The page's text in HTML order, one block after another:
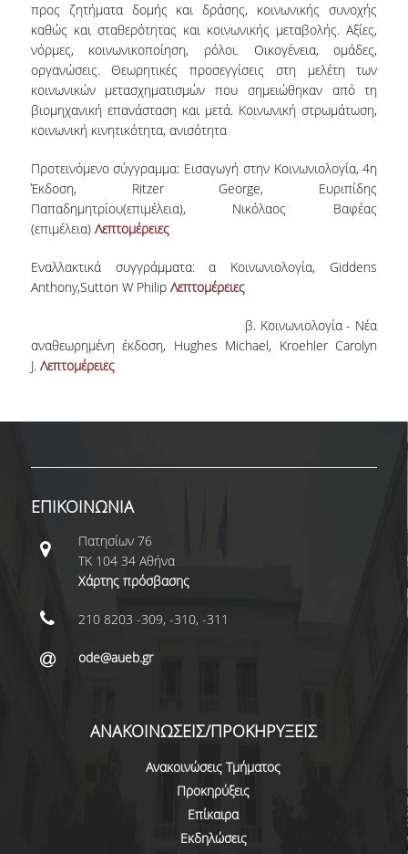
ΜΕΛΗ Ε.ΔΙ.Π
ΜΕΛΗ Ε.Δ.Π
ΜΕΛΗ Ε.Τ.Ε.Π.
ΔΙΟΙΚΗΤΙΚΟ ΠΡΟΣΩΠΙΚΟ
ΜΗΤΡΩΑ
ΩΡΕΣ ΓΡΑΦΕΙΟΥ ΑΚΑΔΗΜΑΪΚΟΥ
ΠΡΟΣΩΠΙΚΟΥ
ΠΡΟΠΤΥΧΙΑΚΕΣ ΣΠΟΥΔΕΣ
ΠΡΟΓΡΑΜΜΑ ΣΠΟΥΔΩΝ
ΠΡΟΓΡΑΜΜΑ ERASMUS+
INCOMING STUDENTS
OUTGOING STUDENTS
ΠΡΑΚΤΙΚΗ ΑΣΚΗΣΗ
ΟΔΗΓΟΣ ΕΚΠΟΝΗΣΗΣ ΕΡΓΑΣΙΩΝ
ΔΙΑΔΙΚΑΣΙΑ ΠΑΡΑΠΟΝΩΝ ΦΟΙΤΗΤΩΝ
ΜΕΤΑΠΤΥΧΙΑΚΕΣ ΣΠΟΥΔΕΣ
ΜΕΤΑΠΤΥΧΙΑΚΕΣ ΣΠΟΥΔΕΣ
ΔΙΔΑΚΤΟΡΙΚΕΣ ΣΠΟΥΔΕΣ
ΠΙΝΑΚΑΣ ΥΠΟΨΗΦΙΩΝ ΔΙΔΑΚΤΟΡΩΝ
προς ζητήματα δομής και δράσης, κοινωνικής συνοχής
καθώς και σταθερότητας και κοινωνικής μεταβολής. Αξίες,
νόρμες, κοινωνικοποίηση, ρόλοι. Οικογένεια, ομάδες,
οργανώσεις. Θεωρητικές προσεγγίσεις στη μελέτη των
κοινωνικών μετασχηματισμών που σημειώθηκαν από τη
βιομηχανική επανάσταση και μετά. Κοινωνική στρωμάτωση,
κοινωνική κινητικότητα, ανισότητα
Προτεινόμενο σύγγραμμα: Εισαγωγή στην Κοινωνιολογία, 4η
Έκδοση, Ritzer George, Ευριπίδης
Παπαδημητρίου(επιμέλεια), Νικόλαος Βαφέας
(επιμέλεια) Λεπτομέρειες
Eναλλακτικά συγγράμματα: α Κοινωνιολογία, Giddens
Anthony,Sutton W Philip Λεπτομέρειες
β. Κοινωνιολογία - Νέα
αναθεωρημένη έκδοση, Hughes Michael, Kroehler Carolyn
J. Λεπτομέρειες
ΕΠΙΚΟΙΝΩΝΙΑ
Πατησίων 76
ΤΚ 104 34 Αθήνα
Χάρτης πρόσβασης
210 8203 -309, -310, -311
ode@aueb.gr
ΑΝΑΚΟΙΝΩΣΕΙΣ/ΠΡΟΚΗΡΥΞΕΙΣ
Ανακοινώσεις Τμήματος
Προκηρύξεις
Επίκαιρα
Εκδηλώσεις